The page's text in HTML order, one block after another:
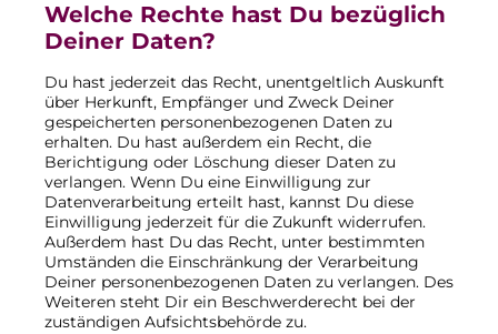
Welche Rechte hast Du bezüglich
Deiner Daten?
Du hast jederzeit das Recht, unentgeltlich Auskunft
über Herkunft, Empfänger und Zweck Deiner
gespeicherten personenbezogenen Daten zu
erhalten. Du hast außerdem ein Recht, die
Berichtigung oder Löschung dieser Daten zu
verlangen. Wenn Du eine Einwilligung zur
Datenverarbeitung erteilt hast, kannst Du diese
Einwilligung jederzeit für die Zukunft widerrufen.
Außerdem hast Du das Recht, unter bestimmten
Umständen die Einschränkung der Verarbeitung
Deiner personenbezogenen Daten zu verlangen. Des
Weiteren steht Dir ein Beschwerderecht bei der
zuständigen Aufsichtsbehörde zu.